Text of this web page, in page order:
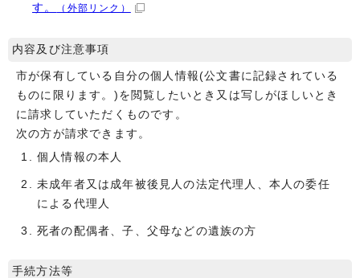
す。
（外部リンク）
内容及び注意事項
市が保有している自分の個人情報(公文書に記録されている
ものに限ります。)を閲覧したいとき又は写しがほしいとき
に請求していただくものです。
次の方が請求できます。
個人情報の本人
未成年者又は成年被後見人の法定代理人、本人の委任
による代理人
死者の配偶者、子、父母などの遺族の方
手続方法等